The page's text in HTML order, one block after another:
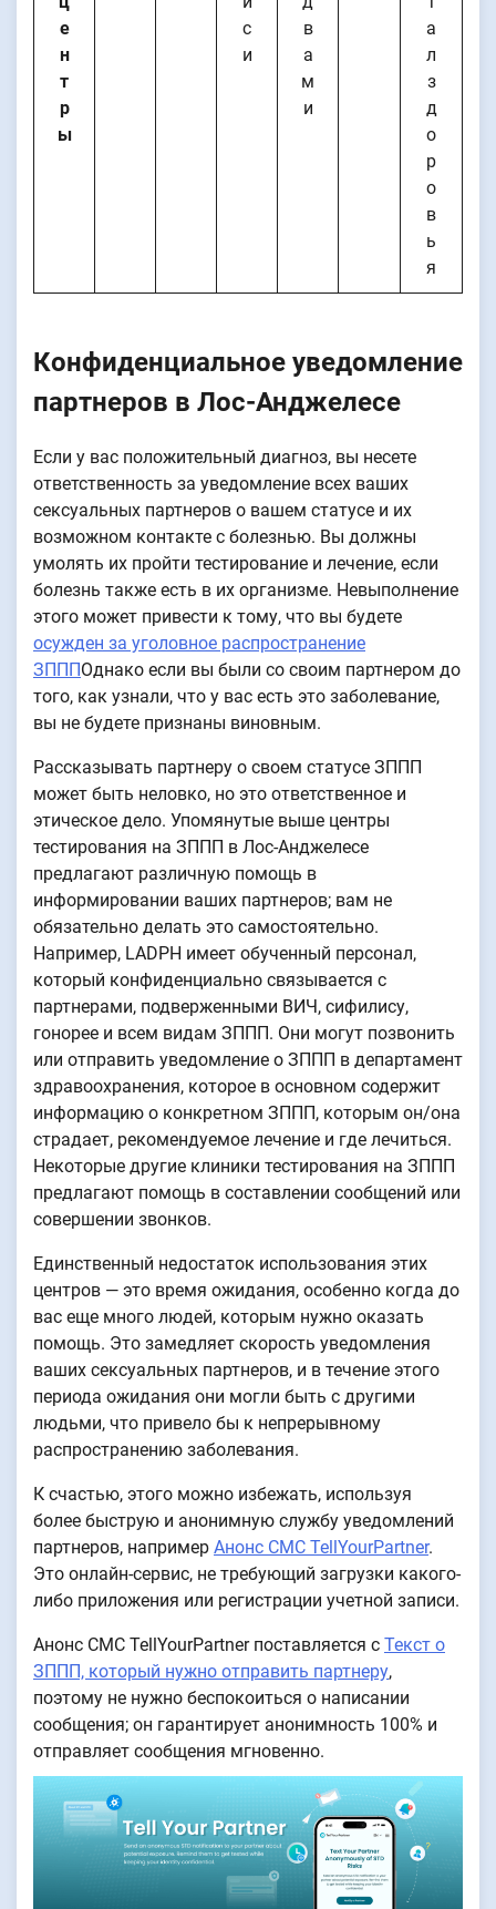
е
н
т
р
ы
с
и
в
а
м
и
а
л
з
д
о
р
о
в
ь
я
Конфиденциальное уведомление
партнеров в Лос-Анджелесе
Если у вас положительный диагноз, вы несете
ответственность за уведомление всех ваших
сексуальных партнеров о вашем статусе и их
возможном контакте с болезнью. Вы должны
умолять их пройти тестирование и лечение, если
болезнь также есть в их организме. Невыполнение
этого может привести к тому, что вы будете
осужден за уголовное распространение
ЗПППОднако если вы были со своим партнером до
того, как узнали, что у вас есть это заболевание,
вы не будете признаны виновным.
Рассказывать партнеру о своем статусе ЗППП
может быть неловко, но это ответственное и
этическое дело. Упомянутые выше центры
тестирования на ЗППП в Лос-Анджелесе
предлагают различную помощь в
информировании ваших партнеров; вам не
обязательно делать это самостоятельно.
Например, LADPH имеет обученный персонал,
который конфиденциально связывается с
партнерами, подверженными ВИЧ, сифилису,
гонорее и всем видам ЗППП. Они могут позвонить
или отправить уведомление о ЗППП в департамент
здравоохранения, которое в основном содержит
информацию о конкретном ЗППП, которым он/она
страдает, рекомендуемое лечение и где лечиться.
Некоторые другие клиники тестирования на ЗППП
предлагают помощь в составлении сообщений или
совершении звонков.
Единственный недостаток использования этих
центров — это время ожидания, особенно когда до
вас еще много людей, которым нужно оказать
помощь. Это замедляет скорость уведомления
ваших сексуальных партнеров, и в течение этого
периода ожидания они могли быть с другими
людьми, что привело бы к непрерывному
распространению заболевания.
К счастью, этого можно избежать, используя
более быструю и анонимную службу уведомлений
партнеров, например Анонс СМС TellYourPartner.
Это онлайн-сервис, не требующий загрузки какого-
либо приложения или регистрации учетной записи.
Анонс СМС TellYourPartner поставляется с Текст о
ЗППП, который нужно отправить партнеру,
поэтому не нужно беспокоиться о написании
сообщения; он гарантирует анонимность 100% и
отправляет сообщения мгновенно.